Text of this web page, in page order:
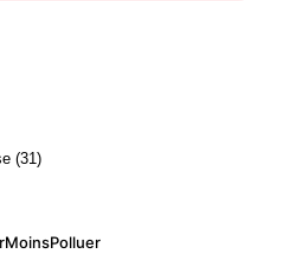
(31)